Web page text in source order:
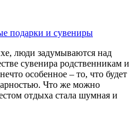
подарки и сувениры
люди задумываются над
сувенира родственникам и
особенное – то, что будет
Что же можно
отдыха стала шумная и